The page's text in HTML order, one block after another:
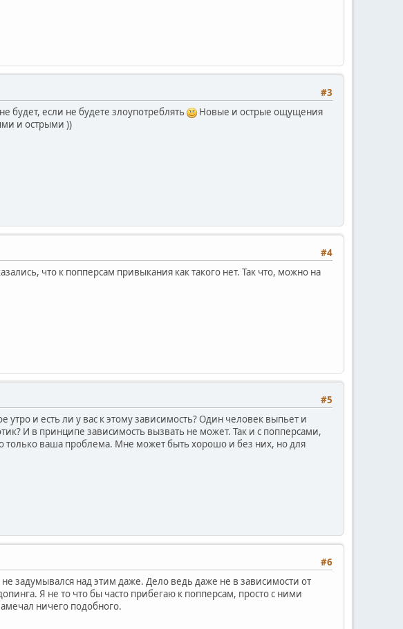
#3
будет, если не будете злоупотреблять
Новые и острые ощущения
и острыми ))
#4
что к попперсам привыкания как такого нет. Так что, можно на
#5
и есть ли у вас к этому зависимость? Один человек выпьет и
И в принципе зависимость вызвать не может. Так и с попперсами,
только ваша проблема. Мне может быть хорошо и без них, но для
#6
задумывался над этим даже. Дело ведь даже не в зависимости от
Я не то что бы часто прибегаю к попперсам, просто с ними
ничего подобного.